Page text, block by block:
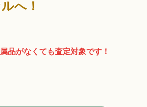
へ！
品がなくても査定対象です！